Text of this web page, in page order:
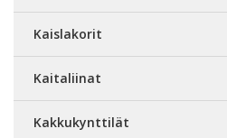
Kaislakorit
Kaitaliinat
Kakkukynttilät